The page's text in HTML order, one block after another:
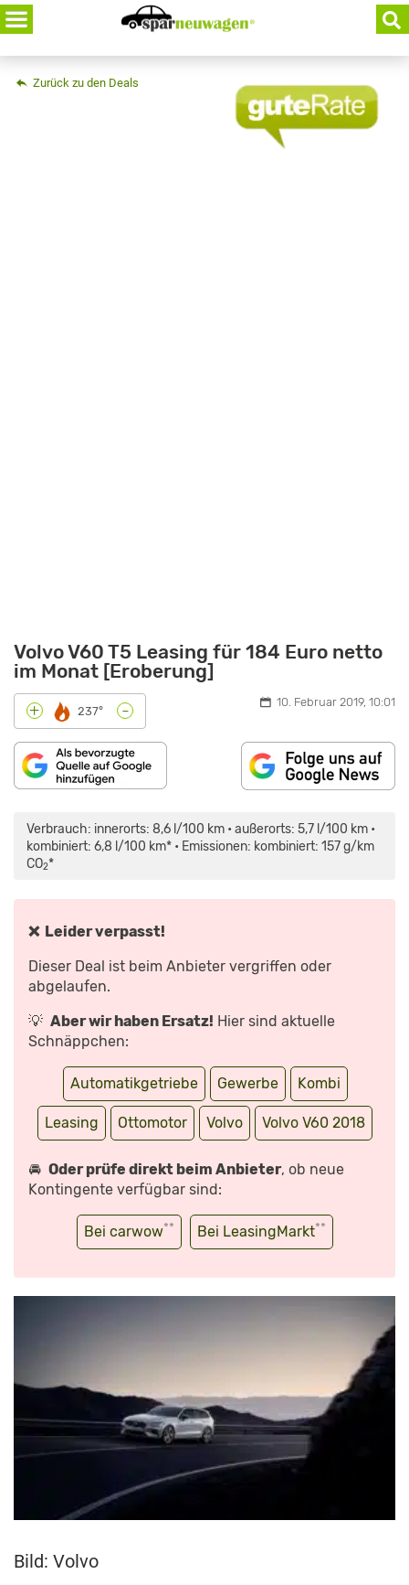
Skip
to
content
Zurück zu den Deals
Volvo V60 T5 Leasing für 184 Euro netto
im Monat [Eroberung]
+ 237° - 10. Februar 2019, 10:01
Verbrauch: innerorts: 8,6 l/100 km • außerorts: 5,7 l/100 km •
kombiniert: 6,8 l/100 km* • Emissionen: kombiniert: 157 g/km
CO2*
❌ Leider verpasst!
Dieser Deal ist beim Anbieter vergriffen oder
abgelaufen.
💡 Aber wir haben Ersatz! Hier sind aktuelle
Schnäppchen:
Automatikgetriebe Gewerbe Kombi
Leasing Ottomotor Volvo Volvo V60 2018
🚘 Oder prüfe direkt beim Anbieter, ob neue
Kontingente verfügbar sind:
Bei carwow** Bei LeasingMarkt**
Bild: Volvo
(2018):
GROSSE K
LAPPE U
ND V
IEL D
ORFAHRT (
UTO M
PORT“ V
ON Y
OUTUBE A
NZEIGEN